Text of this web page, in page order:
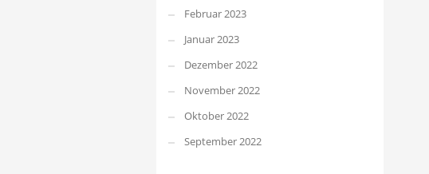
Februar 2023
Januar 2023
Dezember 2022
November 2022
Oktober 2022
September 2022